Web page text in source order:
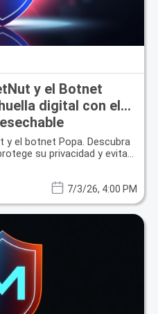
y el Botnet
digital con el
y el botnet Popa. Descubra
su privacidad y evita
7/3/26, 4:00 PM